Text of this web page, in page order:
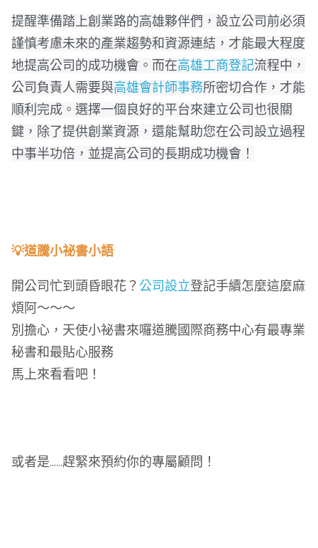
提醒準備踏上創業路的高雄夥伴們，設立公司前必須
謹慎考慮未來的產業趨勢和資源連結，才能最大程度
地提高公司的成功機會。而在高雄工商登記流程中，
公司負責人需要與高雄會計師事務所密切合作，才能
順利完成。選擇一個良好的平台來建立公司也很關
鍵，除了提供創業資源，還能幫助您在公司設立過程
中事半功倍，並提高公司的長期成功機會！
💡道騰小祕書小語
開公司忙到頭昏眼花？ 公司設立登記手續怎麼這麼麻
煩阿～～～
別擔心，天使小祕書來囉道騰國際商務中心有最專業
秘書和最貼心服務
馬上來看看吧！
或者是......趕緊來預約你的專屬顧問！